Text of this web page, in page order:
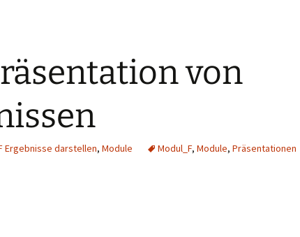
von
Ergebnisse darstellen, Module Modul_F, Module, Präsentationen